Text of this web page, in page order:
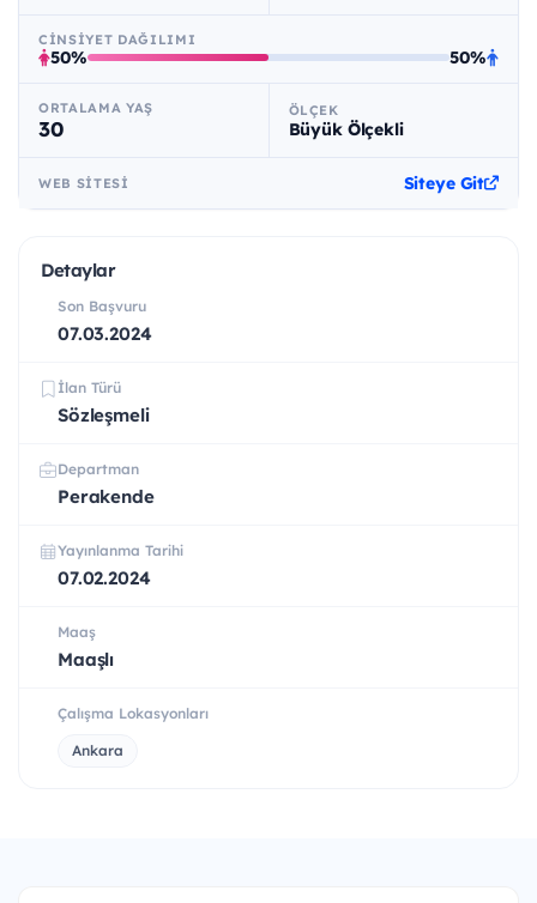
CINSIYET DAĞILIMI
50% 50%
ORTALAMA YAŞ
30
ÖLÇEK
Büyük Ölçekli
WEB SITESI Siteye Git
Detaylar
Son Başvuru
07.03.2024
İlan Türü
Sözleşmeli
Departman
Perakende
Yayınlanma Tarihi
07.02.2024
Maaş
Maaşlı
Çalışma Lokasyonları
Ankara